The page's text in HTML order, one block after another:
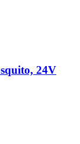
24V